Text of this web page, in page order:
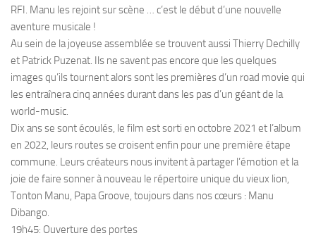
RFI. Manu les rejoint sur scène … c’est le début d’une nouvelle
aventure musicale !
Au sein de la joyeuse assemblée se trouvent aussi Thierry Dechilly
et Patrick Puzenat. Ils ne savent pas encore que les quelques
images qu’ils tournent alors sont les premières d’un road movie qui
les entraînera cinq années durant dans les pas d’un géant de la
world-music.
Dix ans se sont écoulés, le film est sorti en octobre 2021 et l’album
en 2022, leurs routes se croisent enfin pour une première étape
commune. Leurs créateurs nous invitent à partager l’émotion et la
joie de faire sonner à nouveau le répertoire unique du vieux lion,
Tonton Manu, Papa Groove, toujours dans nos cœurs : Manu
Dibango.
19h45: Ouverture des portes